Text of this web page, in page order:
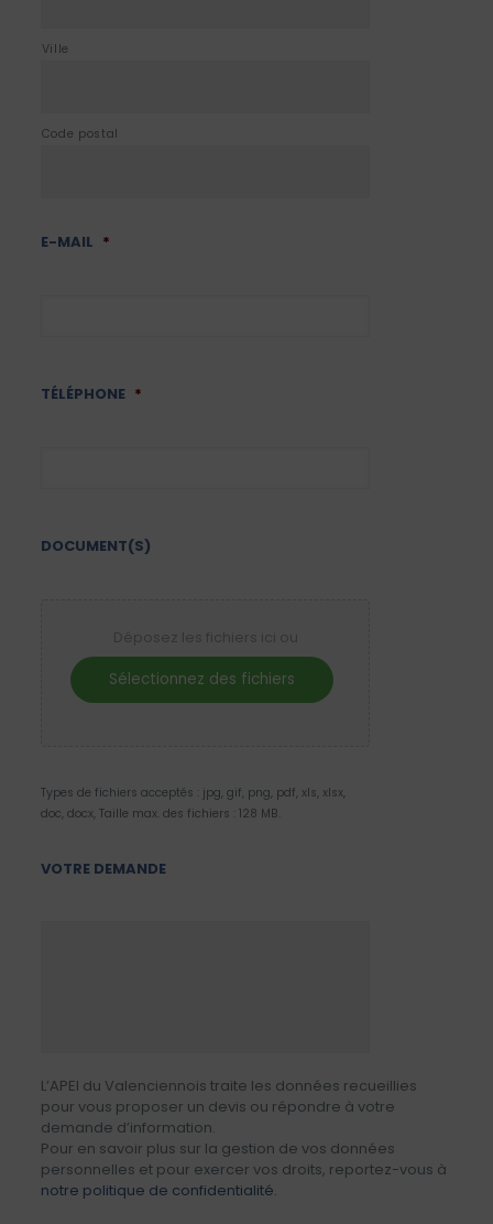
Ville
Code postal
E-MAIL *
TÉLÉPHONE *
DOCUMENT(S)
Sélectionnez des fichiers
Types de fichiers acceptés : jpg, gif, png, pdf, xls, xlsx,
doc, docx, Taille max. des fichiers : 128 MB.
VOTRE DEMANDE
L’APEI du Valenciennois traite les données recueillies
pour vous proposer un devis ou répondre à votre
demande d’information.
Pour en savoir plus sur la gestion de vos données
personnelles et pour exercer vos droits, reportez-vous à
notre politique de confidentialité.